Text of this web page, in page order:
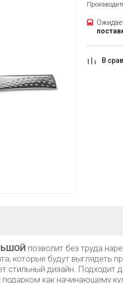
В
позволит без труда
которые будут выглядеть
стильный дизайн.
как начинающему